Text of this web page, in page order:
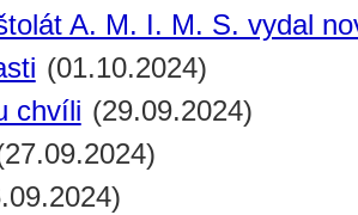
A. M. I. M. S. vydal
(01.10.2024)
chvíli (29.09.2024)